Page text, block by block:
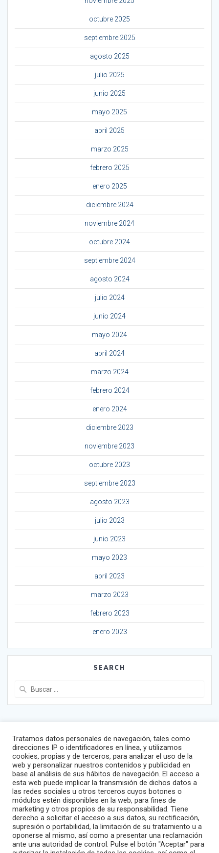
octubre 2025
septiembre 2025
agosto 2025
julio 2025
junio 2025
mayo 2025
abril 2025
marzo 2025
febrero 2025
enero 2025
diciembre 2024
noviembre 2024
octubre 2024
septiembre 2024
agosto 2024
julio 2024
junio 2024
mayo 2024
abril 2024
marzo 2024
febrero 2024
enero 2024
diciembre 2023
noviembre 2023
octubre 2023
septiembre 2023
agosto 2023
julio 2023
junio 2023
mayo 2023
abril 2023
marzo 2023
febrero 2023
enero 2023
SEARCH
Sitemap
Global
España
Portugal
Enlaces de interés
Tratamos datos personales de navegación, tales como
direcciones IP o identificadores en línea, y utilizamos
cookies, propias y de terceros, para analizar el uso de la
web y personalizar nuestros contenidos y publicidad en
base al análisis de sus hábitos de navegación. El acceso a
esta web puede implicar la transmisión de dichos datos a
las redes sociales u otros terceros cuyos botones o
módulos estén disponibles en la web, para fines de
marketing y otros propios de su responsabilidad. Tiene
derecho a solicitar el acceso a sus datos, su rectificación,
supresión o portabilidad, la limitación de su tratamiento u a
oponerse al mismo, así como a presentar una reclamación
ante una autoridad de control. Pulse el botón "Aceptar" para